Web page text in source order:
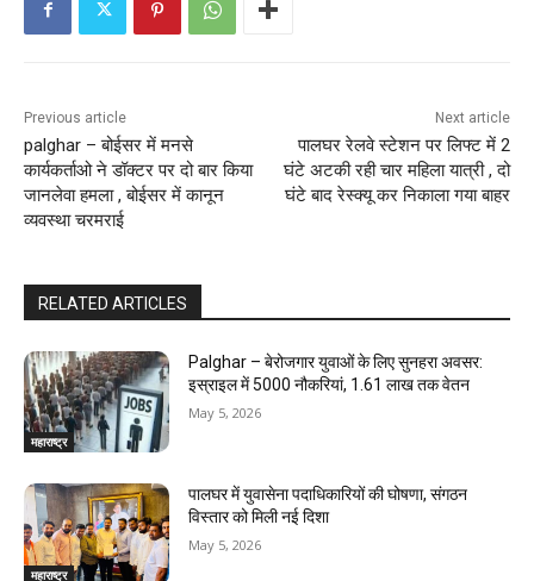
Previous article
palghar – बोईसर में मनसे
कार्यकर्ताओ ने डॉक्टर पर दो बार किया
जानलेवा हमला , बोईसर में कानून
व्यवस्था चरमराई
Next article
पालघर रेलवे स्टेशन पर लिफ्ट में 2
घंटे अटकी रही चार महिला यात्री , दो
घंटे बाद रेस्क्यू कर निकाला गया बाहर
RELATED ARTICLES
महाराष्ट्र
Palghar – बेरोजगार युवाओं के लिए सुनहरा अवसर:
इस्राइल में 5000 नौकरियां, ₹1.61 लाख तक वेतन
May 5, 2026
महाराष्ट्र
पालघर में युवासेना पदाधिकारियों की घोषणा, संगठन
विस्तार को मिली नई दिशा
May 5, 2026